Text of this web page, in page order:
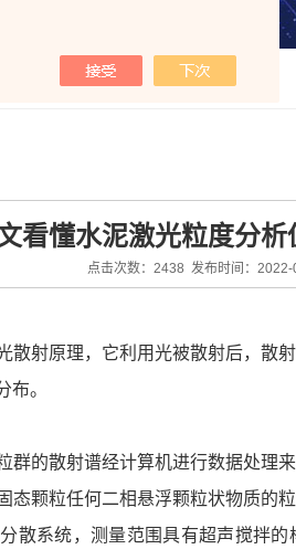
看懂水泥激光粒度分
点击次数：2438 发布时间：
散射原理，它利用光被散射后，散
布。
群的散射谱经计算机进行数据处理
态颗粒任何二相悬浮颗粒状物质的
散系统，测量范围具有超声搅拌